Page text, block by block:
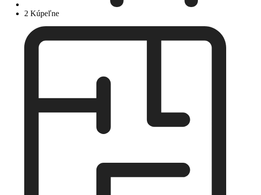
2 Kúpeľne